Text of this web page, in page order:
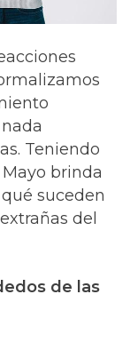
Teniendo
brinda
suceden
del
de las